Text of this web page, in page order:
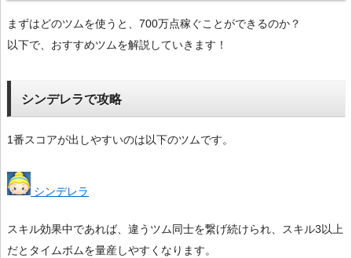
まずはどのツムを使うと、700万点稼ぐことができるのか？
以下で、おすすめツムを解説していきます！
シンデレラで攻略
1番スコアが出しやすいのは以下のツムです。
シンデレラ
スキル効果中であれば、違うツム同士を繋げ続けられ、スキル3以上
だとタイムボムを量産しやすくなります。